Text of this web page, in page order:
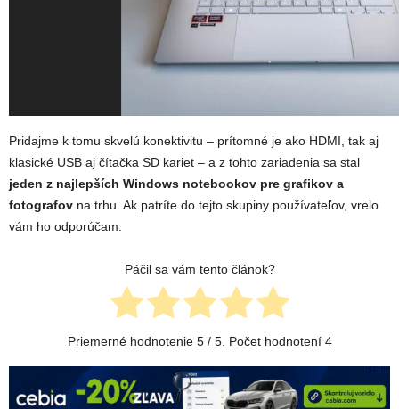
Pridajme k tomu skvelú konektivitu – prítomné je ako HDMI, tak aj
klasické USB aj čítačka SD kariet – a z tohto zariadenia sa stal
jeden z najlepších Windows notebookov pre grafikov a
fotografov na trhu. Ak patríte do tejto skupiny používateľov, vrelo
vám ho odporúčam.
Páčil sa vám tento článok?
Priemerné hodnotenie 5/ 5. Počet hodnotení 4